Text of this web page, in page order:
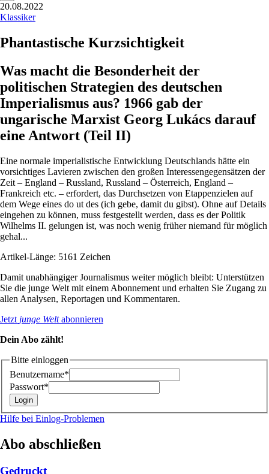
20.08.2022
Klassiker
Phantastische Kurzsichtigkeit
Was macht die Besonderheit der
politischen Strategien des deutschen
Imperialismus aus? 1966 gab der
ungarische Marxist Georg Lukács darauf
eine Antwort (Teil II)
Eine normale imperialistische Entwicklung Deutschlands hätte ein
vorsichtiges Lavieren zwischen den großen Interessengegensätzen der
Zeit – England – Russland, Russland – Österreich, England –
Frankreich etc. – erfordert, das Durchsetzen von Etappenzielen auf
dem Wege eines do ut des (ich gebe, damit du gibst). Ohne auf Details
eingehen zu können, muss festgestellt werden, dass es der Politik
Wilhelms II. gelungen ist, was noch wenig früher niemand für möglich
gehal...
Artikel-Länge: 5161 Zeichen
Damit unabhängiger Journalismus weiter möglich bleibt: Unterstützen
Sie die junge Welt mit einem Abonnement und erhalten Sie Zugang zu
allen Analysen, Reportagen und Kommentaren.
Jetzt junge Weltabonnieren
Dein Abo zählt!
Bitte einloggen
Benutzername*
Passwort*
Hilfe bei Einlog-Problemen
Abo abschließen
Gedruckt